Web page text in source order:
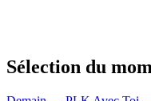
Sélection du